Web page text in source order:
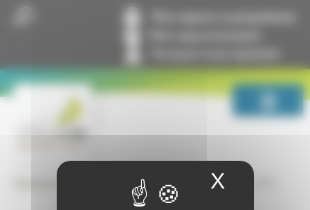
100% Immo Mars 2017, n° 91
X